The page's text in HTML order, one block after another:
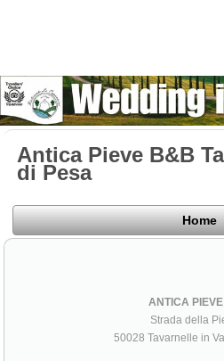
Antica Pieve B&B
di Pesa
Home
ANTICA
Strada della
50028 Tavarnelle in